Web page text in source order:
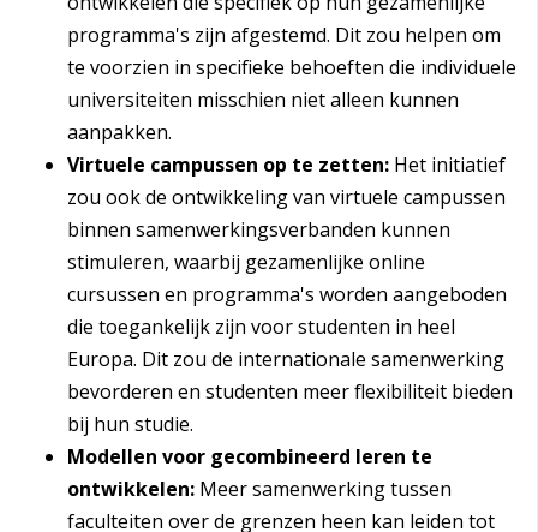
programma's zijn afgestemd. Dit zou helpen om
te voorzien in specifieke behoeften die individuele
universiteiten misschien niet alleen kunnen
aanpakken.
Virtuele campussen op te zetten: Het initiatief
zou ook de ontwikkeling van virtuele campussen
binnen samenwerkingsverbanden kunnen
stimuleren, waarbij gezamenlijke online
cursussen en programma's worden aangeboden
die toegankelijk zijn voor studenten in heel
Europa. Dit zou de internationale samenwerking
bevorderen en studenten meer flexibiliteit bieden
bij hun studie.
Modellen voor gecombineerd leren te
ontwikkelen: Meer samenwerking tussen
faculteiten over de grenzen heen kan leiden tot